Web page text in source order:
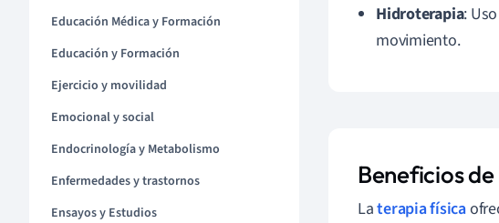
Educación Médica y Formación
Educación y Formación
Ejercicio y movilidad
Emocional y social
Endocrinología y Metabolismo
Enfermedades y trastornos
Ensayos y Estudios
Hidroterapia:
movimiento.
Beneficios
Laterapia física